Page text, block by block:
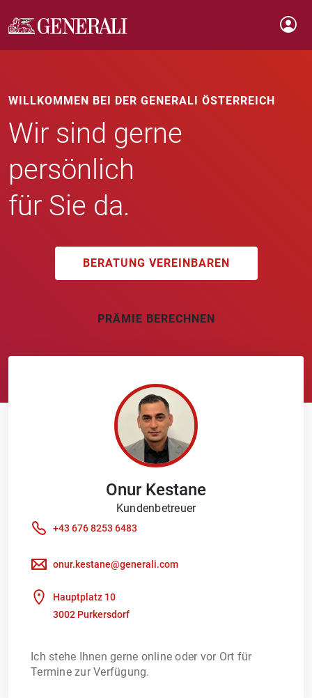
WILLKOMMEN BEI DER GENERALI ÖSTERREICH
Wir sind gerne
persönlich
für Sie da.
BERATUNG VEREINBAREN
PRÄMIE BERECHNEN
Onur Kestane
Kundenbetreuer
+43 676 8253 6483
onur.kestane@generali.com
Hauptplatz 10
3002 Purkersdorf
Ich stehe Ihnen gerne online oder vor Ort für
Termine zur Verfügung.